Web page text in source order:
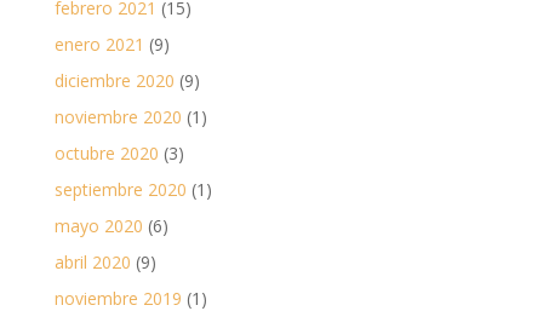
febrero 2021 (15)
enero 2021 (9)
diciembre 2020 (9)
noviembre 2020 (1)
octubre 2020 (3)
septiembre 2020 (1)
mayo 2020 (6)
abril 2020 (9)
noviembre 2019 (1)